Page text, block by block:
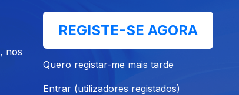
nos
REGISTE-SE AGORA
Quero registar-me mais tarde
Entrar (utilizadores registados)